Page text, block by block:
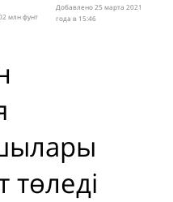
млн фунт
Добавлено 25 мартa 2021
года в 15:46